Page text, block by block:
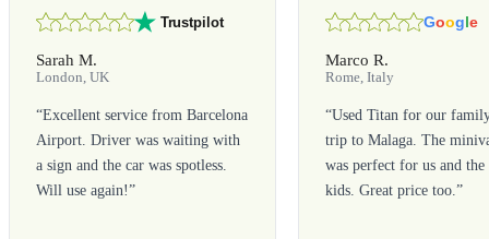
Trustpilot
Sarah M.
London, UK
“Excellent service from Barcelona
Airport. Driver was waiting with
a sign and the car was spotless.
Will use again!”
Google
Marco R.
Rome, Italy
“Used Titan for our
trip to Malaga. The
was perfect for us and the
kids. Great price too.”